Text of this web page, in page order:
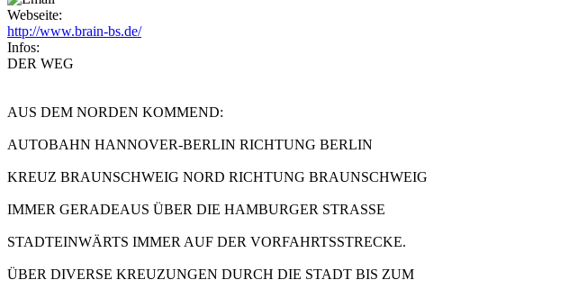
Webseite:
http://www.brain-bs.de/
Infos:
DER WEG
AUS DEM NORDEN KOMMEND:
AUTOBAHN HANNOVER-BERLIN RICHTUNG BERLIN
KREUZ BRAUNSCHWEIG NORD RICHTUNG BRAUNSCHWEIG
IMMER GERADEAUS ÜBER DIE HAMBURGER STRASSE
STADTEINWÄRTS IMMER AUF DER VORFAHRTSSTRECKE.
ÜBER DIVERSE KREUZUNGEN DURCH DIE STADT BIS ZUM